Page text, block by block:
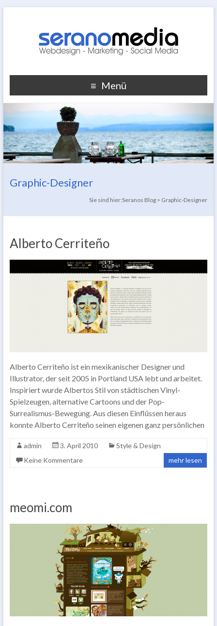
Menü
Graphic-Designer
Sie sind hier:Seranos Blog > Graphic-Designer
Alberto Cerriteño
Alberto Cerriteño ist ein mexikanischer Designer und
Illustrator, der seit 2005 in Portland USA lebt und arbeitet.
Inspiriert wurde Albertos Stil von städtischen Vinyl-
Spielzeugen, alternative Cartoons und der Pop-
Surrealismus-Bewegung. Aus diesen Einflüssen heraus
konnte Alberto Cerriteño seinen eigenen ganz persönlichen
admin 3. April 2010
Style & Design
Keine Kommentare
mehr lesen
meomi.com